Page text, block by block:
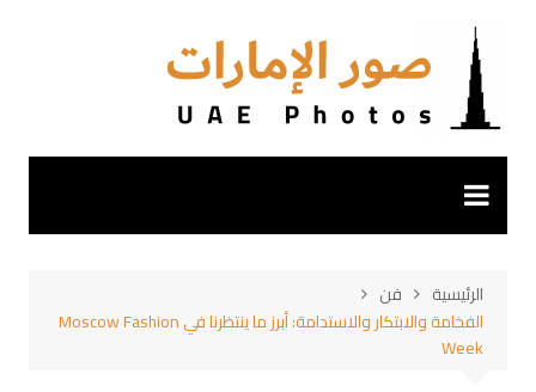
المحتوى
الرئيسية
فن
الفخامة والابتكار والاستدامة: أبرز ما ينتظرنا في Moscow Fashion
Week